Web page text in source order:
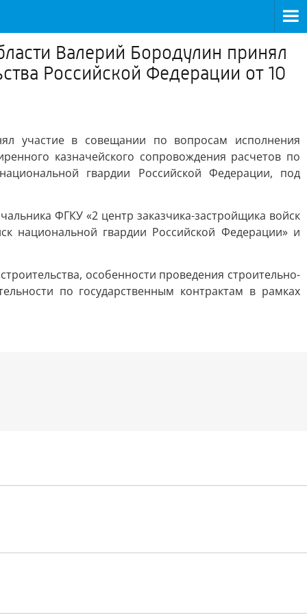
Валерий Бородулин принял
Российской Федерации от 10
участие в совещании по вопросам исполнения
казначейского сопровождения расчетов по
гвардии Российской Федерации, под
ФГКУ «2 центр заказчика-застройщика войск
национальной гвардии Российской Федерации» и
особенности проведения строительно-
по государственным контрактам в рамках